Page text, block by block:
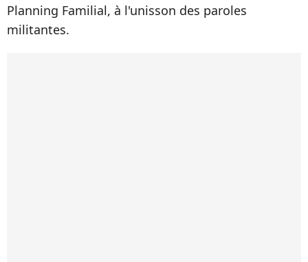
Planning Familial, à l'unisson des paroles
militantes.